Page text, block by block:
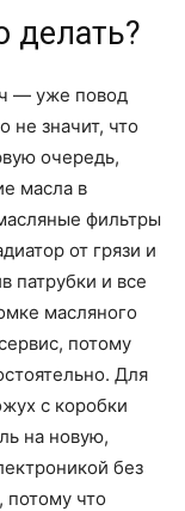
делать?
— уже повод
не значит, что
очередь,
масла в
фильтры
от грязи и
патрубки и все
масляного
потому
Для
с коробки
на новую,
без
что